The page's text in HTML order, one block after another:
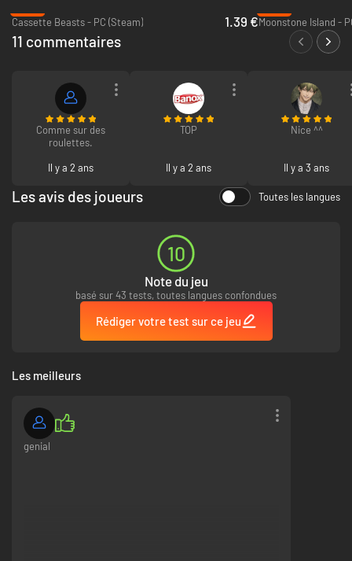
Coromon.
bien plus grande. Vous serez bientôt au cœur dans une histoire de grande
envergure et de grande importance, alors qu'une mystérieuse menace
extraterrestre émerge. C'est à vous d'aider Lux Solis à mettre un terme à
Suivez la piste des antagonistes à travers six zones et villes
principales, avec des dizaines de routes interconnectées à explorer.
Chacune regorge de quêtes, de secrets et d'objets cachés.
glaciaires gelées aux profondeurs des déserts brûlants.
Incarnez le rôle principal dans ce JRPG classique à part entière,
n'est pas aussi simple qu'il n'y paraît...
Cassette Beasts - PC (Steam)
1.39 €Moonstone Island -
11 commentaires
Comme sur des
roulettes.
Il y a 2 ans
TOP
Il y a 2 ans
Nice ^^
Il y a 3 ans
Les avis des joueurs Toutes les langues
10
Note du jeu
basé sur 43 tests, toutes langues confondues
Rédiger votre test sur ce jeu
Les meilleurs
genial